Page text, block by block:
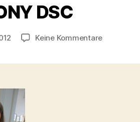
DSC
Beitragsautor
n
ri
t
Keine Kommentarezu